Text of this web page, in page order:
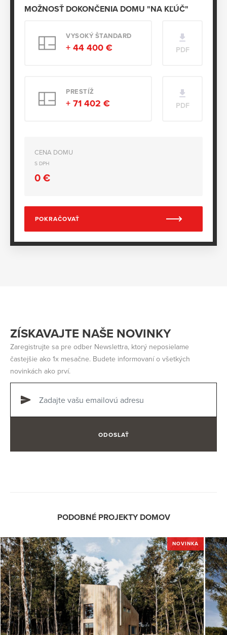
MOŽNOSŤ DOKONČENIA DOMU "NA KĽÚČ"
VYSOKÝ ŠTANDARD
+ 44 400 € PDF
PRESTÍŽ
+ 71 402 € PDF
CENA DOMU
S DPH
0 €
POKRAČOVAŤ
ZÍSKAVAJTE NAŠE NOVINKY
Zaregistrujte sa pre odber Newslettra, ktorý neposielame
častejšie ako 1x mesačne. Budete informovaní o všetkých
novinkách ako prví.
ODOSLAŤ
PODOBNÉ PROJEKTY DOMOV
NOVINKA